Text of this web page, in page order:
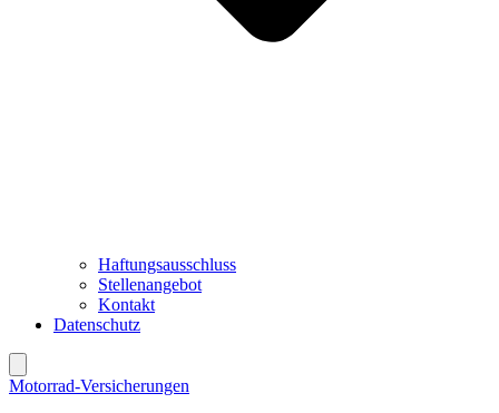
Haftungsausschluss
Stellenangebot
Kontakt
Datenschutz
Motorrad-Versicherungen